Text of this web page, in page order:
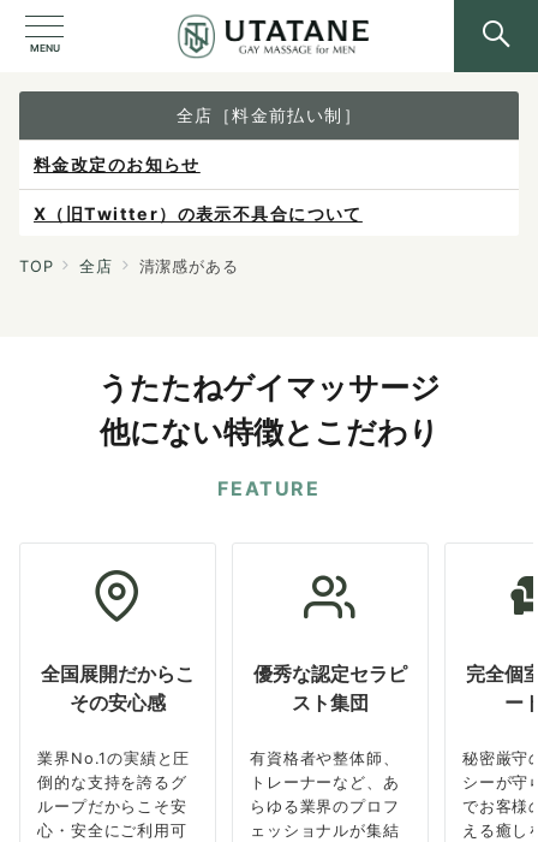
MENU
全店［料金前払い制］
料金改定のお知らせ
X（旧Twitter）の表示不具合について
ご予約は各店へ直接お問い合わせください。
TOP 全店 清潔感がある
うたたねゲイマッサージ
他にない特徴とこだわり
FEATURE
全国展開だからこ
その安心感
業界No.1の実績と圧
倒的な支持を誇るグ
ループだからこそ安
心・安全にご利用可
優秀な認定セラピ
スト集団
有資格者や整体師、
トレーナーなど、あ
らゆる業界のプロフ
ェッショナルが集結
完全個
ー
秘密厳守
シーが守
でお客様
える癒し